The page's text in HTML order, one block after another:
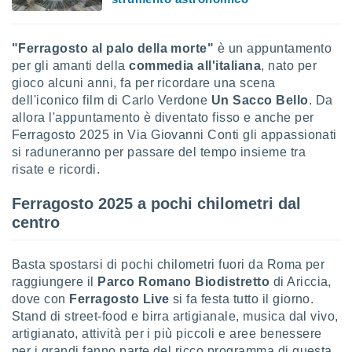
profili
per
degli
dei
il
o la
di
"Ferragosto al palo della morte" è un appuntamento
per gli amanti dellacommedia all'italiana, nato per
gioco alcuni anni, fa per ricordare una scena
dell'iconico film di Carlo Verdone Un Sacco Bello. Da
allora l'appuntamento è diventato fisso e anche per
Ferragosto 2025 in Via Giovanni Conti gli appassionati
si raduneranno per passare del tempo insieme tra
risate e ricordi.
Ferragosto 2025 a pochi chilometri dal
centro
Basta spostarsi di pochi chilometri fuori da Roma per
raggiungere il
Parco Romano Biodistretto di Ariccia,
dove con Ferragosto Live si fa festa tutto il giorno.
Stand di street-food e birra artigianale, musica dal vivo,
artigianato, attività per i più piccoli e aree benessere